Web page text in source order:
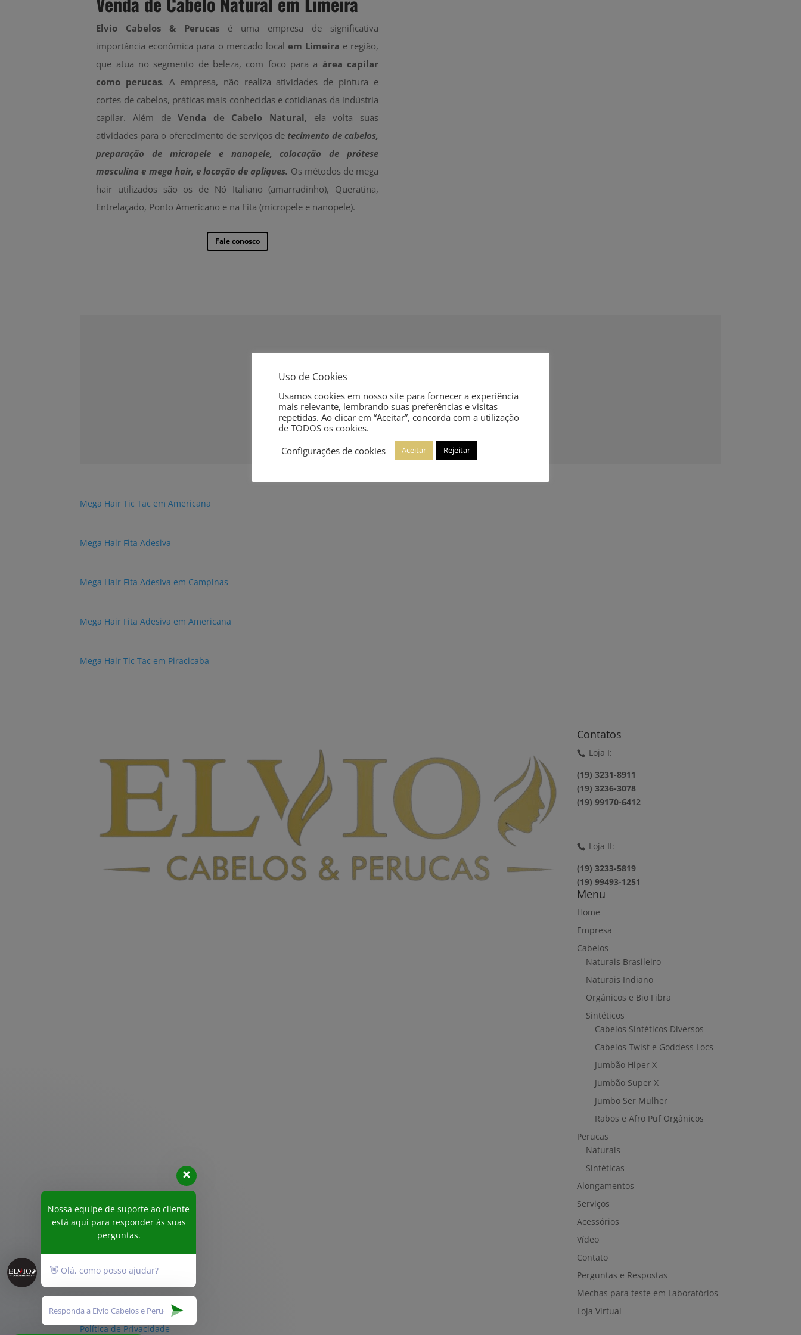
Elvio Cabelos & Perucas é uma empresa de significativa
importância econômica para o mercado local em Limeira e região,
que atua no segmento de beleza, com foco para a área capilar
como perucas. A empresa, não realiza atividades de pintura e
cortes de cabelos, práticas mais conhecidas e cotidianas da indústria
capilar. Além deVenda de Cabelo Natural, ela volta suas
atividades para o oferecimento de serviços de tecimento de cabelos,
preparação de micropele e nanopele, colocação de prótese
masculina e mega hair, e locação de apliques. Os métodos de mega
hair utilizados são os de Nó Italiano (amarradinho), Queratina,
Entrelaçado, Ponto Americano e na Fita (micropele e nanopele).
Fale conosco
Mega Hair Tic Tac em Americana
Mega Hair Fita Adesiva
Mega Hair Fita Adesiva em Campinas
Mega Hair Fita Adesiva em Americana
Mega Hair Tic Tac em Piracicaba
Contatos
Loja I:
(19) 3231-8911
(19) 3236-3078
(19) 99170-6412
Loja II:
(19) 3233-5819
(19) 99493-1251
Menu
Home
Empresa
Cabelos
Naturais Brasileiro
Naturais Indiano
Orgânicos e Bio Fibra
Sintéticos
Cabelos Sintéticos Diversos
Cabelos Twist e Goddess Locs
Jumbão Hiper X
Jumbão Super X
Jumbo Ser Mulher
Rabos e Afro Puf Orgânicos
Perucas
Naturais
Sintéticas
Alongamentos
Serviços
Acessórios
Vídeo
Contato
Perguntas e Respostas
Mechas para teste em Laboratórios
Loja Virtual
Política de Privacidade
Uso de Cookies
Usamos cookies em nosso site para fornecer a experiência
mais relevante, lembrando suas preferências e visitas
repetidas. Ao clicar em “Aceitar”, concorda com a utilização
de TODOS os cookies.
Configurações de cookies
Aceitar Rejeitar
Nossa equipe de suporte ao cliente
está aqui para responder às suas
perguntas.
👋 Olá, como posso ajudar?